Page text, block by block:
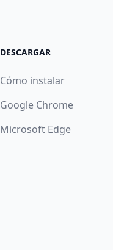
DESCARGAR
Cómo instalar
Google Chrome
Microsoft Edge